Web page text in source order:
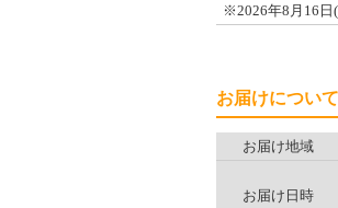
※2026年8月16日
お届けについて
お届け地域
お届け日時